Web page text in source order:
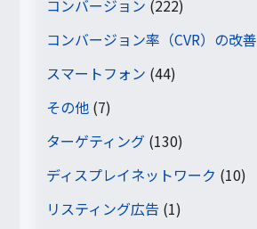
コンバージョン (222)
コンバージョン率（CVR）の改善
スマートフォン (44)
その他 (7)
ターゲティング (130)
ディスプレイネットワーク (10)
リスティング広告 (1)